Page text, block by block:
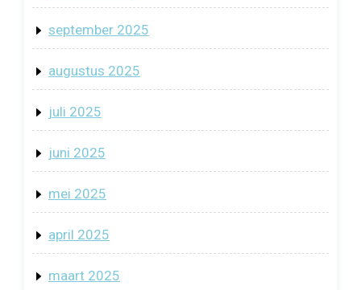
september 2025
augustus 2025
juli 2025
juni 2025
mei 2025
april 2025
maart 2025